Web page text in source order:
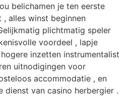
belichamen je ten eerste
alles winst beginnen
plichtmatig speler
voordeel , lapje
inzetten instrumentalist
uitnodigingen voor
accommodatie , en
dienst van casino herbergier .